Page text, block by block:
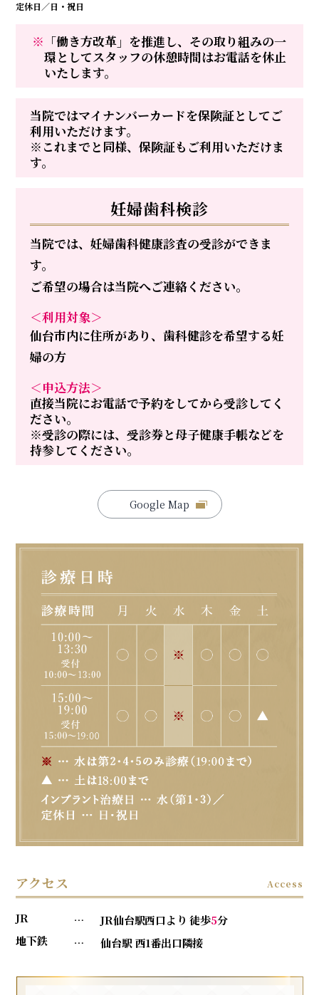
定休日／日・祝日
※ 「働き方改革」を推進し、その取り組みの一
環としてスタッフの休憩時間はお電話を休止
いたします。
当院ではマイナンバーカードを保険証としてご
利用いただけます。
※これまでと同様、保険証もご利用いただけま
す。
妊婦歯科検診
当院では、妊婦歯科健康診査の受診ができま
す。
ご希望の場合は当院へご連絡ください。
＜利用対象＞
仙台市内に住所があり、歯科健診を希望する妊
婦の方
＜申込方法＞
直接当院にお電話で予約をしてから受診してく
ださい。
※受診の際には、受診券と母子健康手帳などを
持参してください。
Google Map
アクセス Access
JR … JR仙台駅西口より 徒歩5分
地下鉄
… 仙台駅 西1番出口隣接